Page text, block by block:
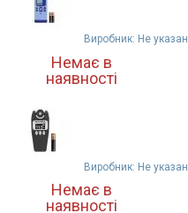
Виробник: Не указан
Немає в
наявності
Виробник: Не указан
Немає в
наявності